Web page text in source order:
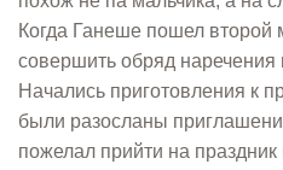
Когда Ганеше пошел
совершить обряд наречения
Начались приготовления к
были разосланы
пожелал прийти на